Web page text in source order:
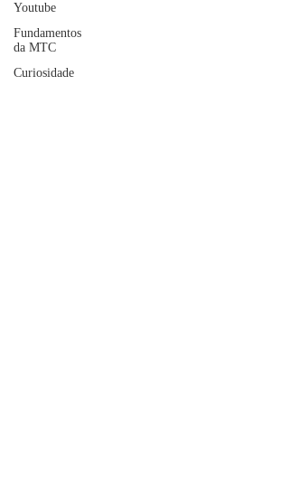
Youtube
Fundamentos
da MTC
Curiosidade